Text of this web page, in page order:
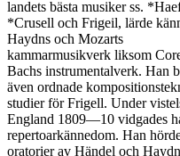
landets bästa musiker ss.
*Crusell och Frigeil, lärde
Haydns och Mozarts
kammarmusikverk liksom
Bachs instrumentalverk. Han
även ordnade
studier för Frigell. Under
England 1809—10 vidgades
repertoarkännedom. Han
oratorier av Händel och